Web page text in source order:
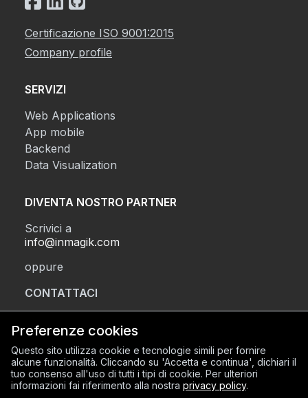
Certificazione ISO 9001:2015
Company profile
SERVIZI
Web Applications
App mobile
Backend
Data Visualization
DIVENTA NOSTRO PARTNER
Scrivici a
info@inmagik.com
oppure
CONTATTACI
SEDE LEGALE
Via Sant’Orsola 2, BG (24122)
SEDE OPERATIVA
Preferenze cookies
Questo sito utilizza cookie e tecnologie simili per fornire
alcune funzionalità. Cliccando su 'Accetta e continua', dichiari il
tuo consenso all'uso di tutti i tipi di cookie. Per ulteriori
informazioni fai riferimento alla nostra privacy policy.